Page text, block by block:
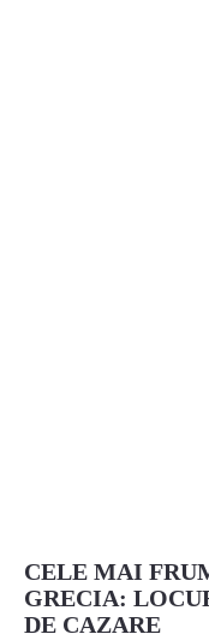
CELE MAI
GRECIA:
DE CAZARE